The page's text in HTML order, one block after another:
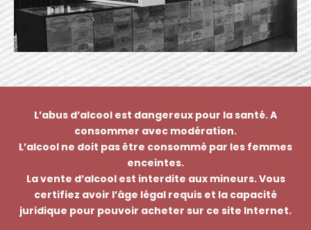
L’abus d’alcool est dangereux pour la santé. A
consommer avec modération.
L’alcool ne doit pas être consommé par les femmes
enceintes.
La vente d’alcool est interdite aux mineurs. Vous
certifiez avoir l’âge légal requis et la capacité
juridique pour pouvoir acheter sur ce site Internet.